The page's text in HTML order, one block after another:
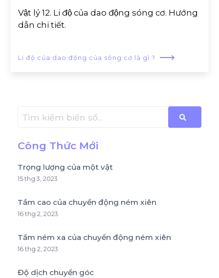
Vật lý 12. Li độ của dao động sóng cơ. Hướng
dẫn chi tiết.
Li độ của dao động của sóng cơ là gì ? ⟶
Công Thức Mới
Trọng lượng của một vật
15 thg 3, 2023
Tầm cao của chuyển động ném xiên
16 thg 2, 2023
Tầm ném xa của chuyển động ném xiên
16 thg 2, 2023
Độ dịch chuyển góc